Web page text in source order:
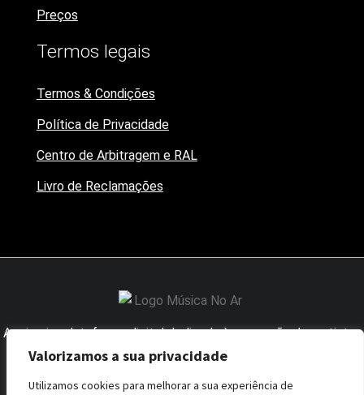
Valorizamos a sua privacidade
Utilizamos cookies para melhorar a sua experiência de
Preços
Termos legais
Termos & Condições
Política de Privacidade
Centro de Arbitragem e RAL
Livro de Reclamações
A primeira plataforma digital dedicada à promoção dos artistas
nacionais junto dos influenciadores da área.